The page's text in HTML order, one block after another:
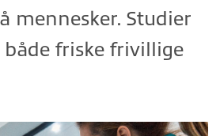
mennesker. Studier
både friske frivillige